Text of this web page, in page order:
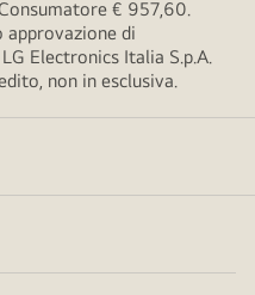
€ 957,60.
approvazione di
Electronics Italia S.p.A.
non in esclusiva.